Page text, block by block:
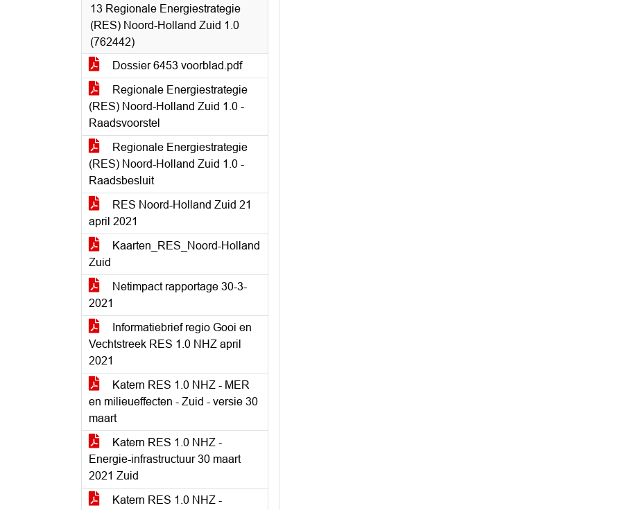
13 Regionale Energiestrategie
(RES) Noord-Holland Zuid 1.0
(762442)
Dossier 6453 voorblad.pdf
Regionale Energiestrategie
(RES) Noord-Holland Zuid 1.0 -
Raadsvoorstel
Regionale Energiestrategie
(RES) Noord-Holland Zuid 1.0 -
Raadsbesluit
RES Noord-Holland Zuid 21
april 2021
Kaarten_RES_Noord-Holland
Zuid
Netimpact rapportage 30-3-
2021
Informatiebrief regio Gooi en
Vechtstreek RES 1.0 NHZ april
2021
Katern RES 1.0 NHZ - MER
en milieueffecten - Zuid - versie 30
maart
Katern RES 1.0 NHZ -
Energie-infrastructuur 30 maart
2021 Zuid
Katern RES 1.0 NHZ -